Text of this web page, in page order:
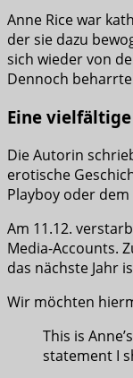
Anne Rice war
der sie dazu
sich wieder von
Dennoch
Eine
Die Autorin
erotische
Playboy oder
Am 11.12.
Media-Accounts.
das nächste Jahr
Wir möchten
This is
statement I